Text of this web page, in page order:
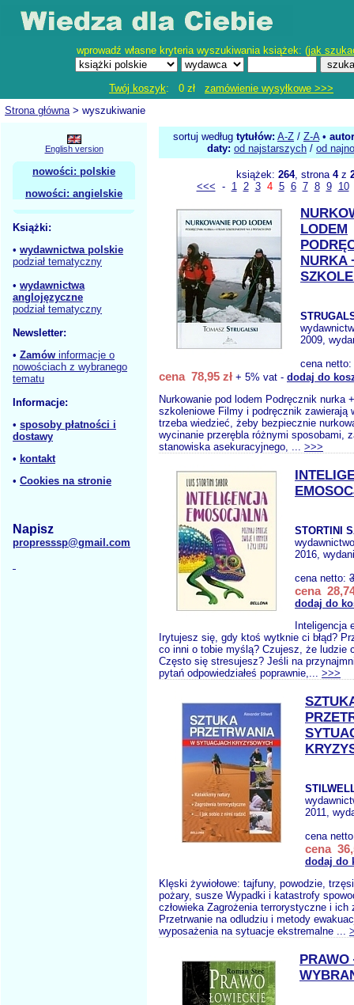
wprowadź własne kryteria wyszukiwania książek: (jak
Twój koszyk: 0 zł zamówienie wysyłkowe >>>
Strona główna> wyszukiwanie
English version
nowości: polskie
nowości: angielskie
Książki:
• wydawnictwa polskie
podział tematyczny
• wydawnictwa
anglojęzyczne
podział tematyczny
Newsletter:
• Zamów informacje o
nowościach z wybranego
tematu
Informacje:
• sposoby płatności i
dostawy
• kontakt
• Cookies na stronie
Napisz
propresssp@gmail.com
sortuj według tytułów: A-Z / Z-A•
daty: od najstarszych / od
książek: 264, strona 4z
<<< - 1 2 3 4 5 6 7 8 9 10
LODEM
NURKA
2009,
cena netto:
cena 78,95 zł + 5% vat - dodaj do
Nurkowanie pod lodem Podręcznik nurka
szkoleniowe Filmy i podręcznik zawierają
trzeba wiedzieć, żeby bezpiecznie
wycinanie przerębla różnymi sposobami,
stanowiska asekuracyjnego, ... >>>
STORTINI
2016,
cena netto:
cena
dodaj do
Inteligencja
Irytujesz się, gdy ktoś wytknie ci błąd?
co inni o tobie myślą? Czujesz, że ludzie
Często się stresujesz? Jeśli na
pytań odpowiedziałeś poprawnie,... >>>
2011,
cena
cena
dodaj do
Klęski żywiołowe: tajfuny, powodzie,
pożary, susze Wypadki i katastrofy
człowieka Zagrożenia terrorystyczne i ich
Przetrwanie na odludziu i metody
wyposażenia na sytuacje ekstremalne ...